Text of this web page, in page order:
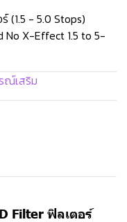
(1.5 - 5.0 Stops)
No X-Effect 1.5 to 5-
ณ์เสริม
Filter ฟิลเตอร์